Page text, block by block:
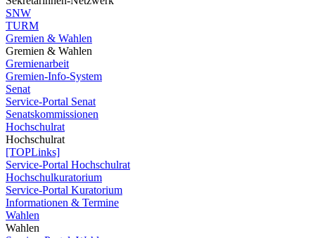
SNW
TURM
Gremien & Wahlen
Gremien & Wahlen
Gremienarbeit
Gremien-Info-System
Senat
Service-Portal Senat
Senatskommissionen
Hochschulrat
Hochschulrat
[TOPLinks]
Service-Portal Hochschulrat
Hochschulkuratorium
Service-Portal Kuratorium
Informationen & Termine
Wahlen
Wahlen